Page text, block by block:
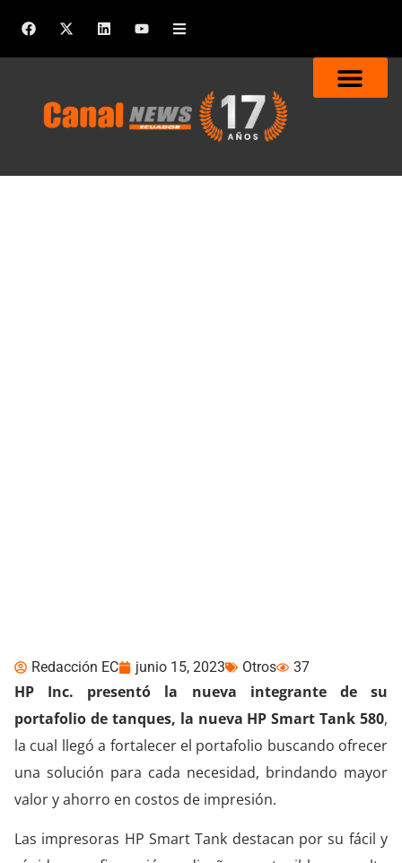
Redacción EC junio 15, 2023 Otros 37
HP Inc.
presentó la nueva integrante de su
portafolio de tanques, la nueva HP Smart Tank 580,
la cual llegó a fortalecer el portafolio buscando ofrecer
una solución para cada necesidad, brindando mayor
valor y ahorro en costos de impresión.
Las impresoras HP Smart Tank destacan por su fácil y